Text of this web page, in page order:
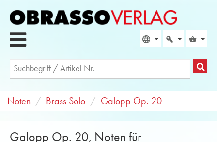
Noten Brass Solo Galopp Op. 20
Galopp Op. 20, Noten für